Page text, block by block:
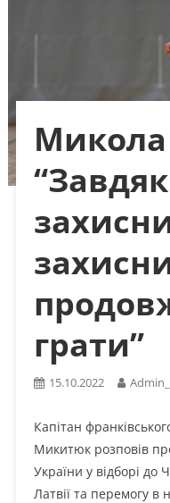
грати”
15.10.2022
Капітан
Микитюк розповів
України у відборі
Латвії та перемогу в